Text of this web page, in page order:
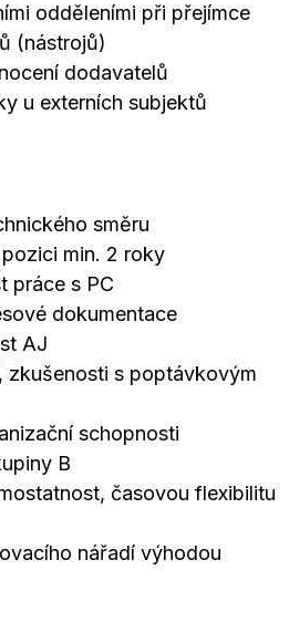
odděleními při přejímce
(nástrojů)
dodavatelů
u externích subjektů
směru
min. 2 roky
práce s PC
dokumentace
AJ
zkušenosti s poptávkovým
schopnosti
B
časovou flexibilitu
nářadí výhodou